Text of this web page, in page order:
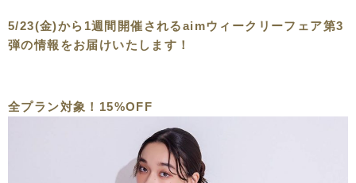
5/23(金)から1週間開催されるaimウィークリーフェア第3
弾の情報をお届けいたします！
全プラン対象！15%OFF